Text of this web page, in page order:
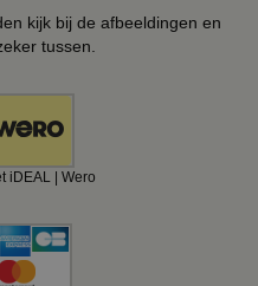
kijk bij de afbeeldingen en
tussen.
iDEAL | Wero